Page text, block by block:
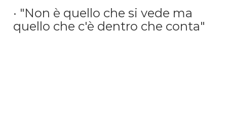
· "Non è quello che si vede ma
quello che c'è dentro che conta"